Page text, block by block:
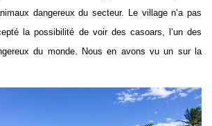
dangereux du secteur. Le village n’a pas
la possibilité de voir des casoars, l’un des
du monde. Nous en avons vu un sur la